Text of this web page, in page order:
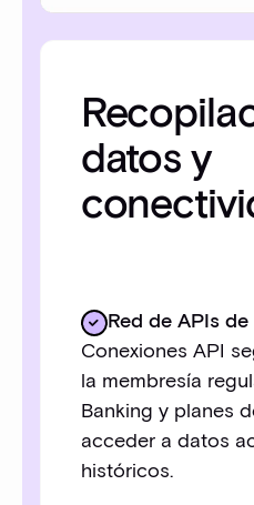
datos y
Red de APIs
Conexiones API
la membresía
Banking y planes
acceder a datos
históricos.